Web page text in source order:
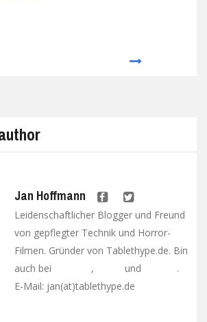
Jan Hoffmann
Leidenschaftlicher Blogger und Freund
von gepflegter Technik und Horror-
Filmen. Gründer von Tablethype.de. Bin
auch bei
, und
.
E-Mail: jan(at)tablethype.de